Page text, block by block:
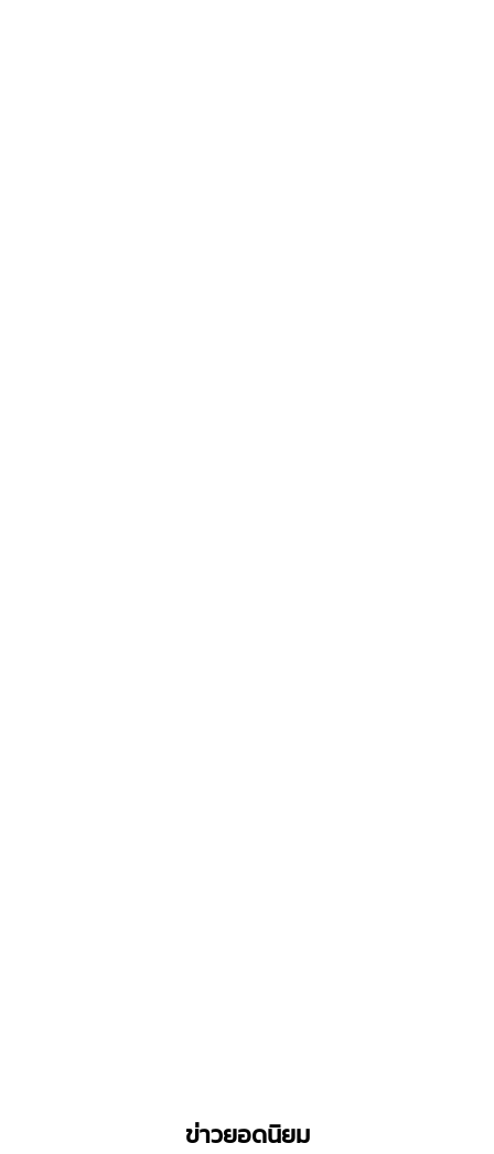
ข่าวยอดนิยม